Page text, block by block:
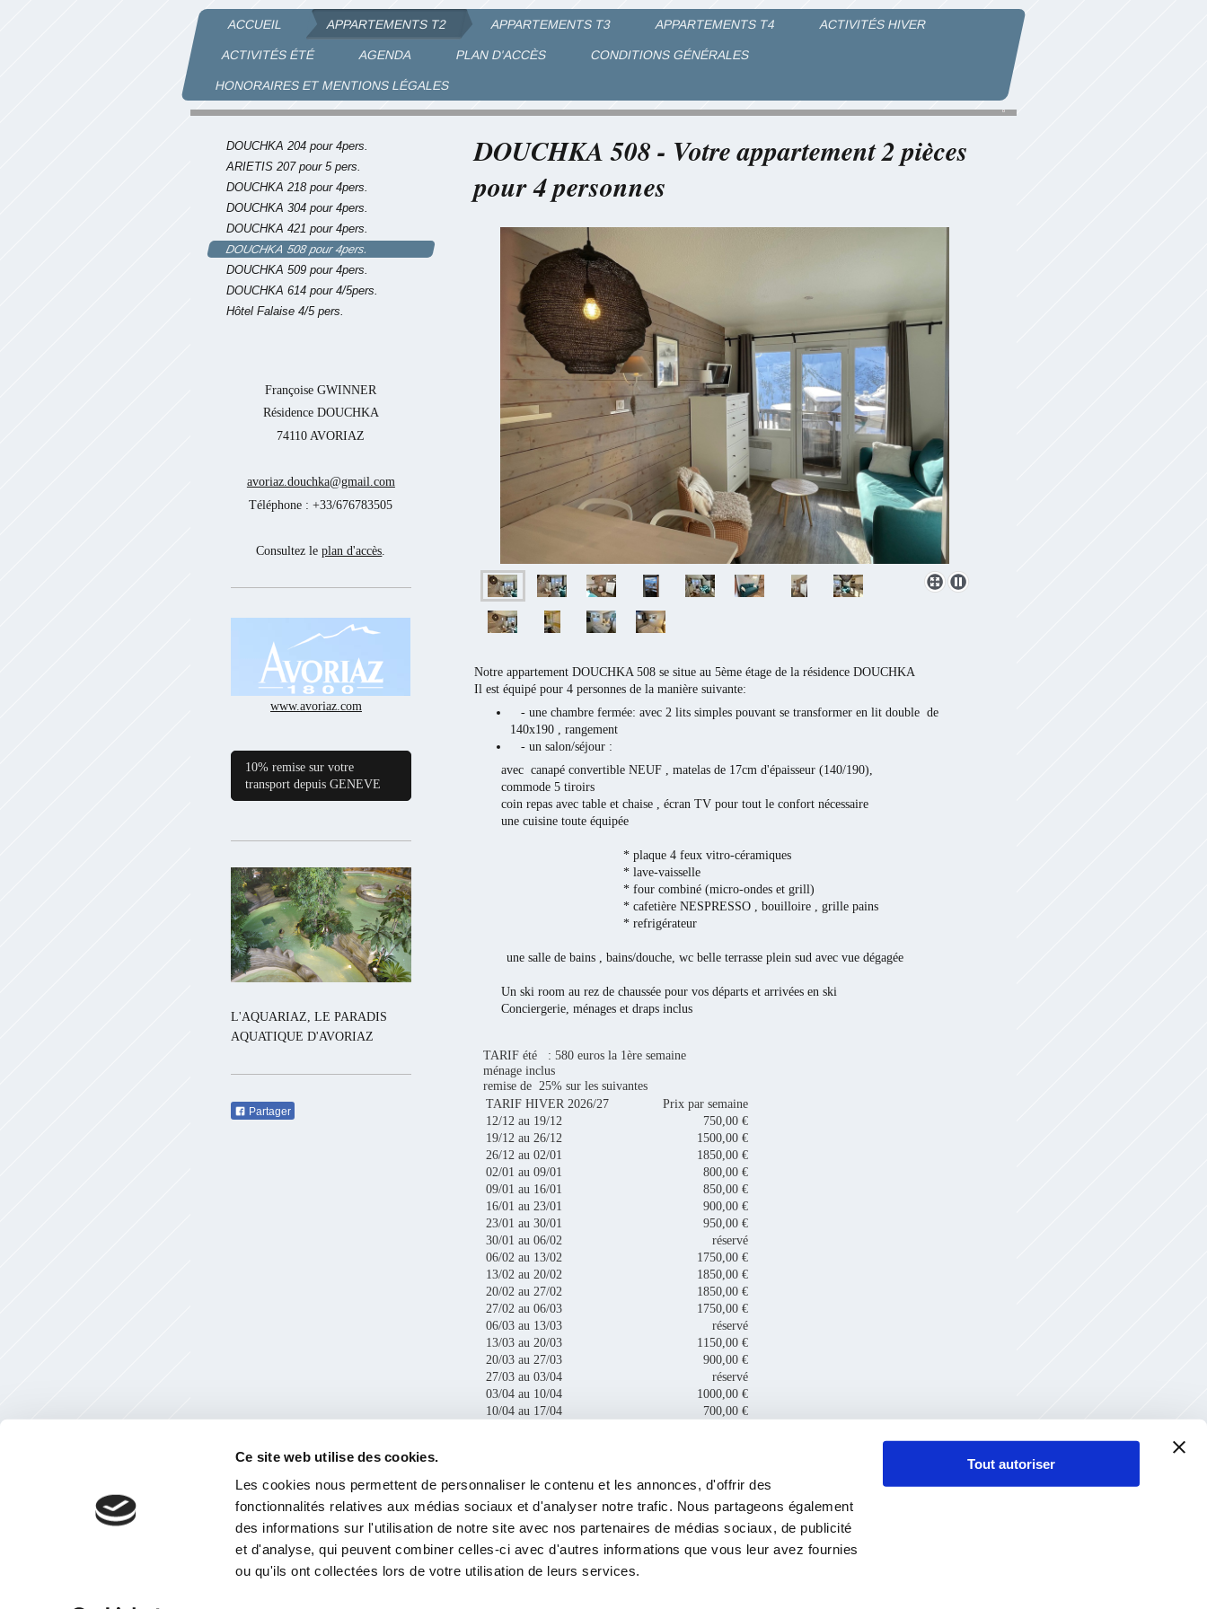
Ce site web utilise des cookies.
Les cookies nous permettent de personnaliser le contenu et les annonces, d'offrir des
fonctionnalités relatives aux médias sociaux et d'analyser notre trafic. Nous partageons également
des informations sur l'utilisation de notre site avec nos partenaires de médias sociaux, de publicité
et d'analyse, qui peuvent combiner celles-ci avec d'autres informations que vous leur avez fournies
ou qu'ils ont collectées lors de votre utilisation de leurs services.
Tout autoriser
ACCUEIL APPARTEMENTS T2 APPARTEMENTS T3 APPARTEMENTS T4 ACTIVITÉS HIVER
ACTIVITÉS ÉTÉ AGENDA PLAN D'ACCÈS CONDITIONS GÉNÉRALES
HONORAIRES ET MENTIONS LÉGALES
Vos vacances à AVORIAZ
DOUCHKA 508 - Votre appartement 2 pièces
pour 4 personnes
Notre appartement DOUCHKA 508 se situe au 5ème étage de la résidence DOUCHKA
Il est équipé pour 4 personnes de la manière suivante:
- une chambre fermée: avec 2 lits simples pouvant se transformer en lit double de
140x190 , rangement
- un salon/séjour :
avec canapé convertible NEUF , matelas de 17cm d'épaisseur (140/190),
commode 5 tiroirs
coin repas avec table et chaise , écran TV pour tout le confort nécessaire
une cuisine toute équipée
* plaque 4 feux vitro-céramiques
* lave-vaisselle
* four combiné (micro-ondes et grill)
* cafetière NESPRESSO , bouilloire , grille pains
* refrigérateur
une salle de bains , bains/douche, wc belle terrasse plein sud avec vue dégagée
Un ski room au rez de chaussée pour vos départs et arrivées en ski
Conciergerie, ménages et draps inclus
TARIF été : 580 euros la 1ère semaine
ménage inclus
remise de 25% sur les suivantes
TARIF HIVER 2026/27
Prix par semaine
12/12 au 19/12
750,00 €
19/12 au 26/12
1500,00 €
26/12 au 02/01
1850,00 €
02/01 au 09/01
800,00 €
09/01 au 16/01
850,00 €
16/01 au 23/01
900,00 €
23/01 au 30/01
950,00 €
30/01 au 06/02
réservé
06/02 au 13/02
1750,00 €
13/02 au 20/02
1850,00 €
20/02 au 27/02
1850,00 €
27/02 au 06/03
1750,00 €
06/03 au 13/03
réservé
13/03 au 20/03
1150,00 €
20/03 au 27/03
900,00 €
27/03 au 03/04
réservé
03/04 au 10/04
1000,00 €
10/04 au 17/04
700,00 €
Demande de disponibilité
DOUCHKA 204 pour 4pers.
ARIETIS 207 pour 5 pers.
DOUCHKA 218 pour 4pers.
DOUCHKA 304 pour 4pers.
DOUCHKA 421 pour 4pers.
DOUCHKA 508 pour 4pers.
DOUCHKA 509 pour 4pers.
DOUCHKA 614 pour 4/5pers.
Hôtel Falaise 4/5 pers.
Françoise GWINNER
Résidence DOUCHKA
74110 AVORIAZ
avoriaz.douchka@gmail.com
Téléphone : +33/676783505
Consultez leplan d'accès
www.avoriaz.com
10% remise sur votre
transport depuis GENEVE
L'AQUARIAZ, LE PARADIS
AQUATIQUE D'AVORIAZ
Partager